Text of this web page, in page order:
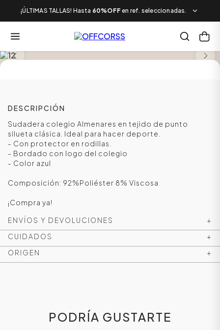
¡ÚLTIMAS TALLAS! Hasta 60%OFF en ref. seleccionadas.
DESCRIPCIÓN
Sudadera colegio Almenares en tejido de punto
silueta clásica. Ideal para hacer deporte.
- Con protector en rodillas.
- Bordado con logo del colegio
- Color azul
Composición: 92%Poliéster 8% Viscosa
¡Compra ya!
ENVÍOS Y DEVOLUCIONES
+
CUIDADOS
+
ORIGEN
+
PODRÍA GUSTARTE